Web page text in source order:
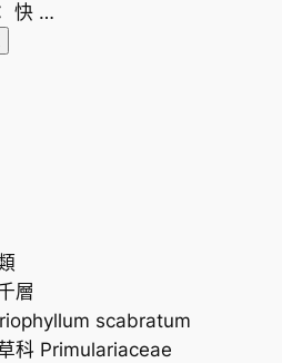
快 …
層
scabratum
科 Primulariaceae